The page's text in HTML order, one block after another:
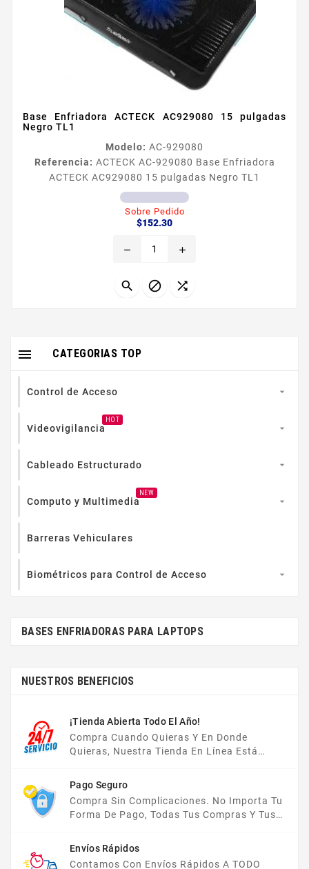
Base Enfriadora ACTECK AC929080 15 pulgadas
Negro TL1
Modelo: AC-929080
Referencia: ACTECK AC-929080 Base Enfriadora
ACTECK AC929080 15 pulgadas Negro TL1
Sobre Pedido
$152.30Precio
remove add
  
CATEGORIAS TOP

Control de Acceso 
Videovigilancia
HOT

Cableado Estructurado 
Computo y Multimedia
NEW

Barreras Vehiculares
Biométricos para Control de Acceso 
BASES ENFRIADORAS PARA LAPTOPS
NUESTROS BENEFICIOS
¡Tienda Abierta Todo El Año!
Compra Cuando Quieras Y En Donde
Quieras, Nuestra Tienda En Línea Está
La Semana.
Pago Seguro
Compra Sin Complicaciones. No Importa Tu
Forma De Pago, Todas Tus Compras Y Tus
Envíos Rápidos
Contamos Con Envíos Rápidos A TODO